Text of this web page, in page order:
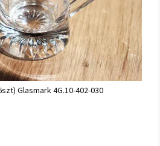
Glasmark 4G.10-402-030